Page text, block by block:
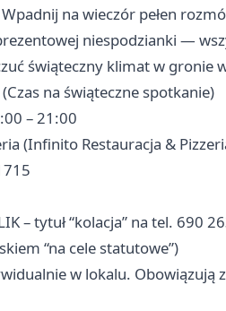
na wieczór pełen
niespodzianki —
świąteczny klimat w gronie
na świąteczne spotkanie)
– 21:00
(Infinito Restauracja &
– tytuł “kolacja” na tel.
“na cele statutowe”)
w lokalu. Obowiązują